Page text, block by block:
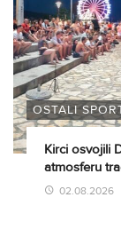
OSTALI
Kirci osvojili
atmosferu
02.08.2026